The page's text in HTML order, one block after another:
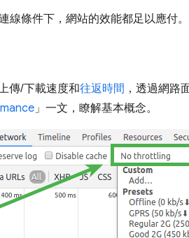
條件下，網站的效能都足以應付。
傳/下載速度和往返時間 ，透過網路
」一文，瞭解基本概念。